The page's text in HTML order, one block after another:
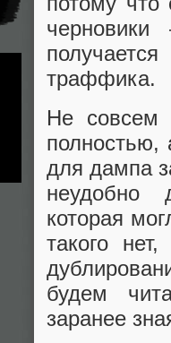
траффика.
Не совсем
для дампа
неудобно
которая
такого
будем
заранее